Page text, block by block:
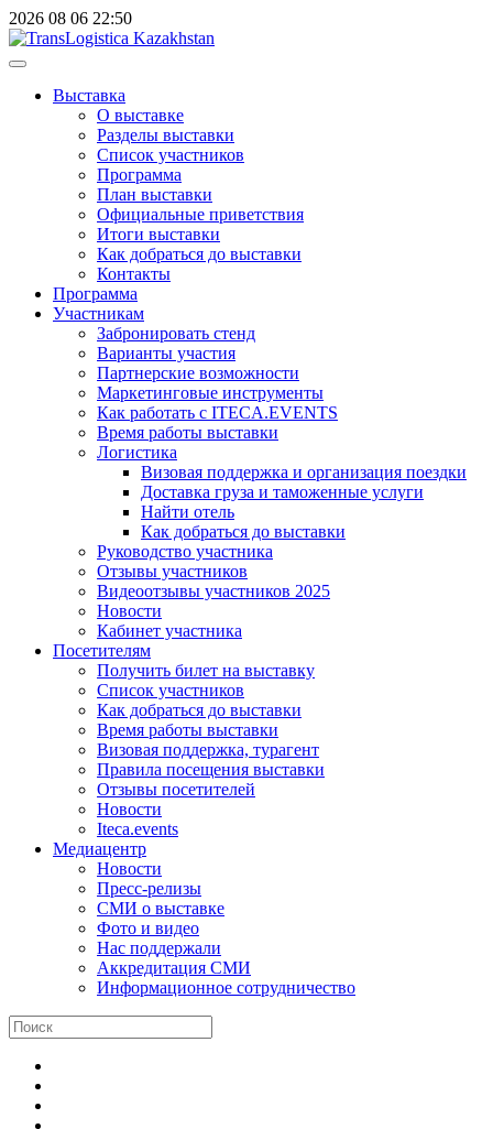
2026 08 06 22:50
Выставка
О выставке
Разделы выставки
Список участников
Программа
План выставки
Официальные приветствия
Итоги выставки
Как добраться до выставки
Контакты
Программа
Участникам
Забронировать стенд
Варианты участия
Партнерские возможности
Маркетинговые инструменты
Как работать с ITECA.EVENTS
Время работы выставки
Логистика
Визовая поддержка и организация поездки
Доставка груза и таможенные услуги
Найти отель
Как добраться до выставки
Руководство участника
Отзывы участников
Видеоотзывы участников 2025
Новости
Кабинет участника
Посетителям
Получить билет на выставку
Список участников
Как добраться до выставки
Время работы выставки
Визовая поддержка, турагент
Правила посещения выставки
Отзывы посетителей
Новости
Iteca.events
Медиацентр
Новости
Пресс-релизы
СМИ о выставке
Фото и видео
Нас поддержали
Аккредитация СМИ
Информационное сотрудничество